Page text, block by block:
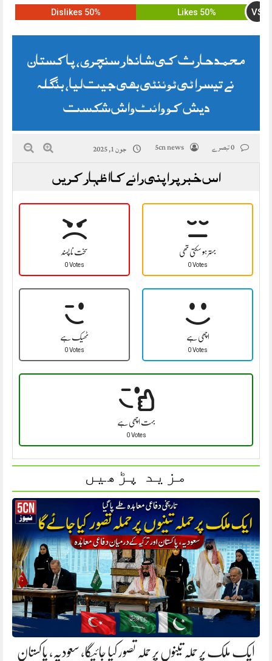
50% Likes VS
50% Dislikes
محمد حارث کی شاندار سنچری، پاکستان
نے تیسرا ٹی ٹوئنٹی بھی جیت لیا، بنگلہ
دیش کو وائٹ واش شکست
5cn news جون 1, 2025
اس خبر پر اپنی رائے کا اظہار کریں
سخت نا پسند
0 Votes
بہتر ہو سکتی تھی
0 Votes
ٹھیک ہے
0 Votes
اچھی ہے
0 Votes
بہت اچھی ہے
0 Votes
مزید پڑھیں
ایک ملک پر حملہ تینوں پر حملہ تصور کیا جائیگا، سعودیہ، پاکستان